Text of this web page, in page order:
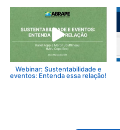
Webinar: Sustentabilidade e
eventos: Entenda essa relação!